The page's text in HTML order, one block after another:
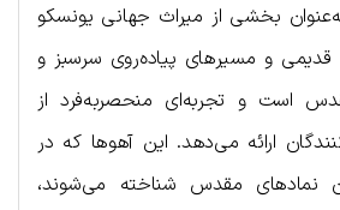
بخشی از میراث جهانی یونسکو
و مسیرهای پیاده‌روی سرسبز و
است و تجربه‌ای منحصربه‌فرد از
ارائه می‌دهد. این آهوها که در
نمادهای مقدس شناخته می‌شوند،